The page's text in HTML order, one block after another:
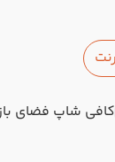
کافی شاپ فضای